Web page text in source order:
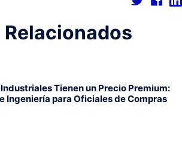
Tienen un Precio Premium:
Ingeniería para Oficiales de Compras